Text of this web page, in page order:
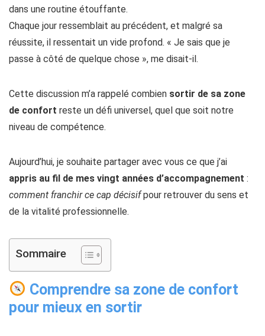
dans une routine étouffante.
Chaque jour ressemblait au précédent, et malgré sa
réussite, il ressentait un vide profond. « Je sais que je
passe à côté de quelque chose », me disait-il.
Cette discussion m’a rappelé combien sortir de sa zone
de confort reste un défi universel, quel que soit notre
niveau de compétence.
Aujourd’hui, je souhaite partager avec vous ce que j’ai
appris au fil de mes vingt années d’accompagnement :
comment franchir ce cap décisifpour retrouver du sens et
de la vitalité professionnelle.
Sommaire
Comprendre sa zone de confort
pour mieux en sortir